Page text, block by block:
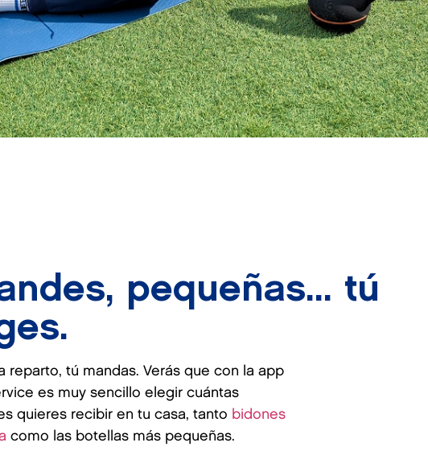
pequeñas... tú
reparto, tú mandas. Verás que con la app
es muy sencillo elegir cuántas
quieres recibir en tu casa, tanto bidones
como las botellas más pequeñas.